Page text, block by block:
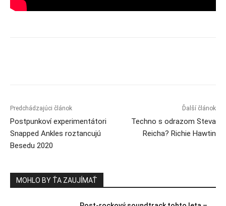
Predchádzajúci článok
Postpunkoví experimentátori
Snapped Ankles roztancujú
Besedu 2020
Ďalší článok
Techno s odrazom Steva
Reicha? Richie Hawtin
MOHLO BY ŤA ZAUJÍMAŤ